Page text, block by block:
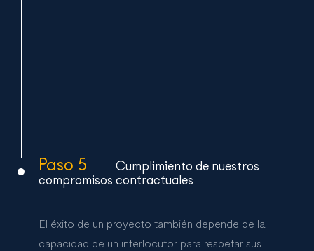
Paso 5
Cumplimiento de nuestros
compromisos contractuales
El éxito de un proyecto también depende de la
capacidad de un interlocutor para respetar sus